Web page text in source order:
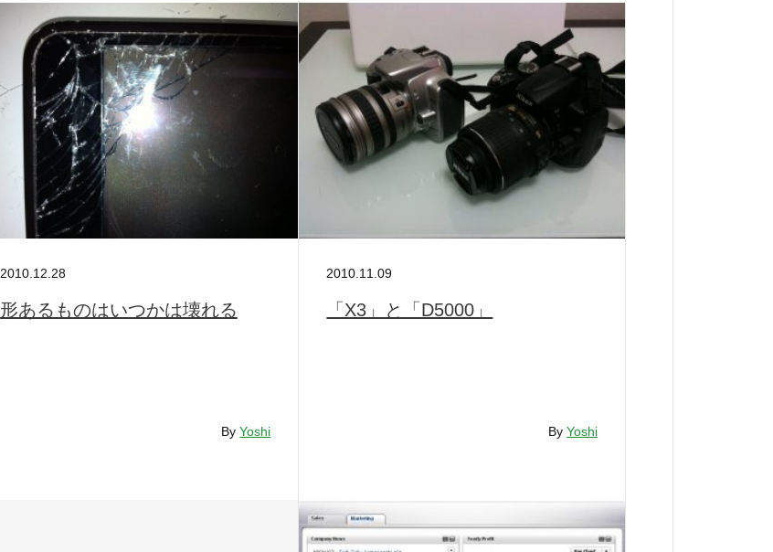
2010.12.28
形あるものはいつかは壊れる
ByYoshi
2010.11.09
「X3」と「D5000」
ByYoshi